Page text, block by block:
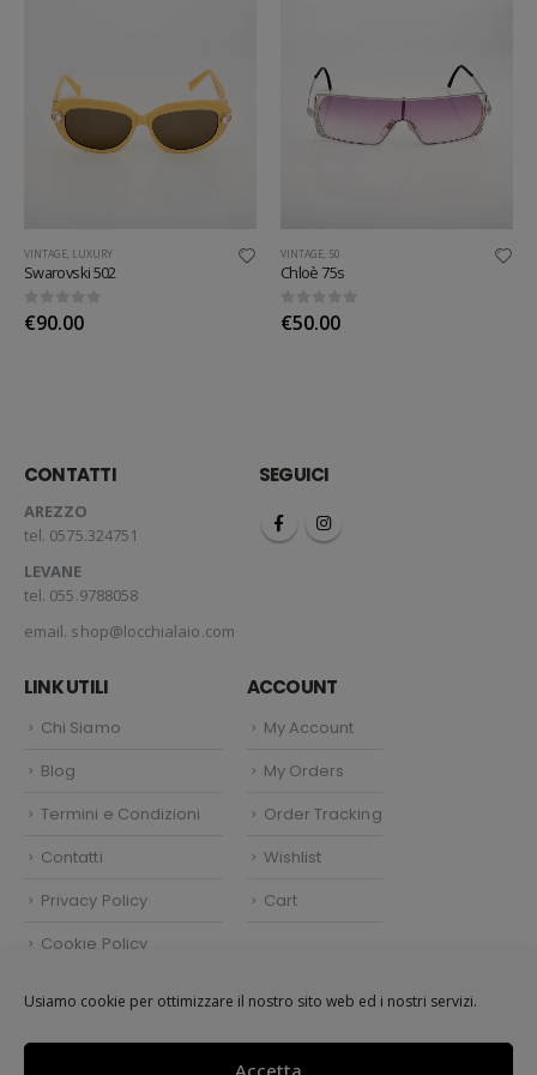
Usiamo cookie per ottimizzare il nostro sito web ed i nostri servizi.
Accetta
VINTAGE LUXURY
Swarovski 502
0out of 5
€90.00
VINTAGE 50
Chloè 75s
0out of 5
€50.00
CONTATTI
AREZZO
tel. 0575.324751
LEVANE
tel. 055.9788058
email. shop@locchialaio.com
SEGUICI
LINK UTILI
Chi Siamo
Blog
Termini e Condizioni
Contatti
Privacy Policy
Cookie Policy
ACCOUNT
My Account
My Orders
Order Tracking
Wishlist
Cart